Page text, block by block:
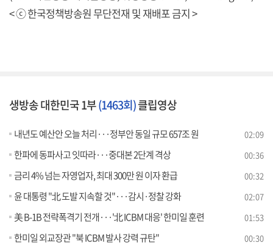
< ⓒ 한국정책방송원 무단전재 및 재배포 금지 >
생방송 대한민국 1부(1463회)클립영상
내년도 예산안 오늘 처리···정부안 동일 규모 657조 원 02:09
한파에 동파사고 잇따라···중대본 2단계 격상 00:36
금리 4% 넘는 자영업자, 최대 300만 원 이자 환급 00:32
윤 대통령 "北 도발 지속할 것"···감시·정찰 강화 02:07
美 B-1B 전략폭격기 전개···'北 ICBM 대응' 한미일 훈련 01:53
한미일 외교장관 "북 ICBM 발사 강력 규탄" 00:30